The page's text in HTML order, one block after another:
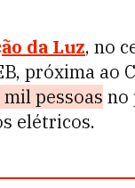
da Luz, no
próxima ao
pessoas no
elétricos.